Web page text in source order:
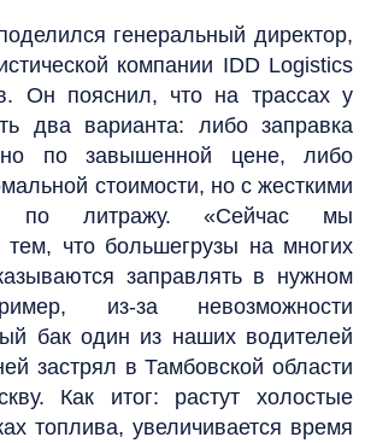
генеральный директор,
компании IDD Logistics
Он пояснил, что на трассах у
два варианта: либо заправка
по завышенной цене, либо
стоимости, но с жесткими
по литражу. «Сейчас мы
тем, что большегрузы на многих
заправлять в нужном
из-за невозможности
бак один из наших водителей
застрял в Тамбовской области
Как итог: растут холостые
топлива, увеличивается время